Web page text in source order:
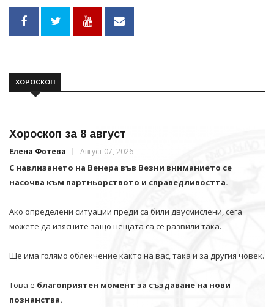
ХОРОСКОП
Хороскоп за 8 август
Елена Фотева Август 07, 2026
С навлизането на Венера във Везни вниманието се
насочва към партньорството и справедливостта.
Ако определени ситуации преди са били двусмислени, сега
можете да изясните защо нещата са се развили така.
Ще има голямо облекчение както на вас, така и за другия човек.
Това е благоприятен момент за създаване на нови
познанства.